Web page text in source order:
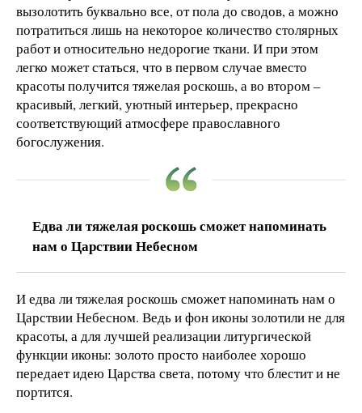
вызолотить буквально все, от пола до сводов, а можно
потратиться лишь на некоторое количество столярных
работ и относительно недорогие ткани. И при этом
легко может статься, что в первом случае вместо
красоты получится тяжелая роскошь, а во втором –
красивый, легкий, уютный интерьер, прекрасно
соответствующий атмосфере православного
богослужения.
Едва ли тяжелая роскошь сможет напоминать
нам о Царствии Небесном
И едва ли тяжелая роскошь сможет напоминать нам о
Царствии Небесном. Ведь и фон иконы золотили не для
красоты, а для лучшей реализации литургической
функции иконы: золото просто наиболее хорошо
передает идею Царства света, потому что блестит и не
портится.